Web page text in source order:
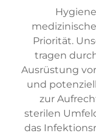
Priorität.
tragen
Ausrüstung
und
zur
sterilen
das